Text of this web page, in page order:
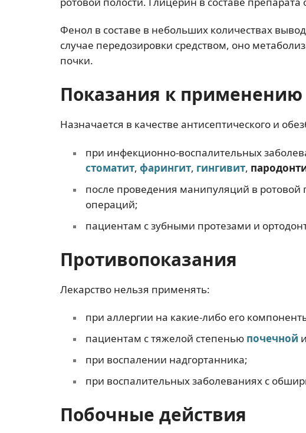
Фенол в составе в небольших количествах
случае передозировки средством, оно
почки.
Показания к применению
Назначается в качестве антисептического и
при инфекционно-воспалительных
стоматит, фарингит, гингивит,
после проведения манипуляций в ротовой
операций;
пациентам с зубными протезами и
Противопоказания
Лекарство нельзя применять:
при аллергии на какие-либо его
пациентам с тяжелой степенью почечной и
при воспалении надгортанника;
при воспалительных заболеваниях с
Побочные действия